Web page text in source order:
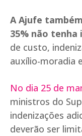
A Ajufe
35% não tenha
de custo,
auxílio-moradia
No dia 25 de
ministros do
indenizações
deverão ser